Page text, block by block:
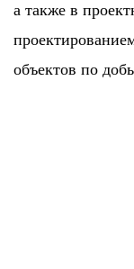
а также в
объектов по